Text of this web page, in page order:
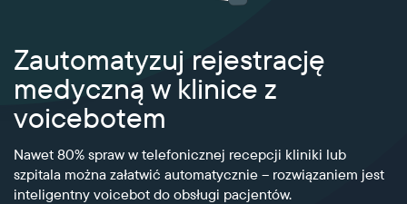
Wzbogać swoją infrastrukturę VoIP o globalną
Platforma w chmurze
Ogromna elastyczność dzięki możliwości
tworzenia unikalnych rozwiązań w ramach
naszej platformy telekomunikacyjnej
Interaktywne wiadomości zwiększające
zaangażowanie klientów i konwersję
Glossary
Media
Zautomatyzuj rejestrację
medyczną w klinice z
voicebotem
Nawet 80% spraw w telefonicznej recepcji kliniki lub
szpitala można załatwić automatycznie – rozwiązaniem jest
inteligentny voicebot do obsługi pacjentów.